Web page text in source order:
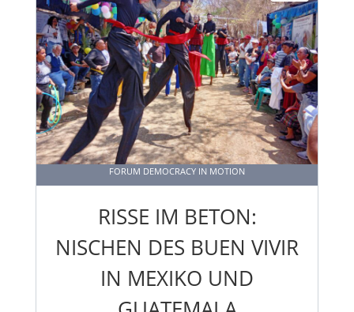
FORUM DEMOCRACY IN MOTION
RISSE IM BETON:
NISCHEN DES BUEN VIVIR
IN MEXIKO UND